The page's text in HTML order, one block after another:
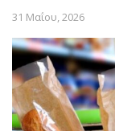
31 Μαΐου, 2026